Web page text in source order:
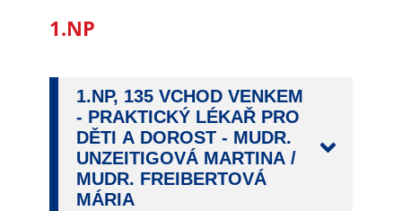
1.NP
1.NP, 135 VCHOD VENKEM
- PRAKTICKÝ LÉKAŘ PRO
DĚTI A DOROST - MUDR.
UNZEITIGOVÁ MARTINA /
MUDR. FREIBERTOVÁ
MÁRIA
deaktivovány
nebo
aktivovány.